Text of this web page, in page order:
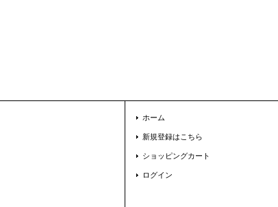
ホーム
新規登録はこちら
ショッピングカート
ログイン